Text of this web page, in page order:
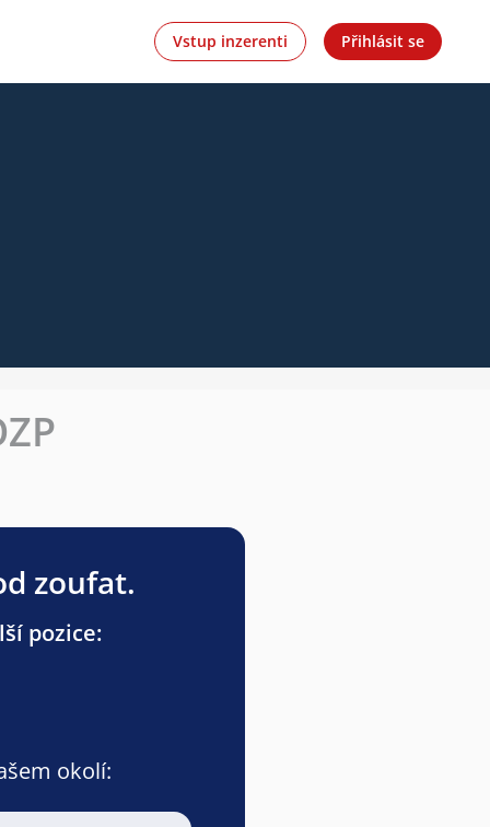
Vstup inzerenti Přihlásit se
zoufat.
pozice:
okolí: